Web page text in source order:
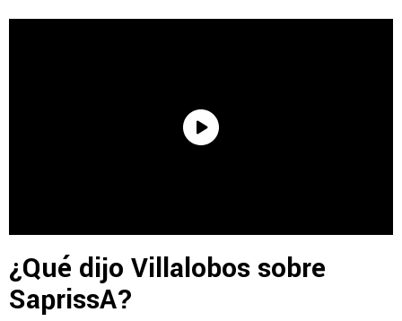
¿Qué dijo Villalobos sobre
SaprissA?